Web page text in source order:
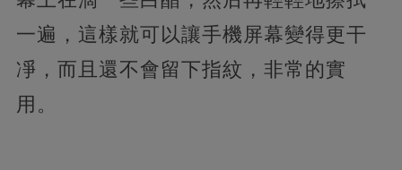
一遍，這樣就可以讓手機屏幕變得更干
凈，而且還不會留下指紋，非常的實
用。